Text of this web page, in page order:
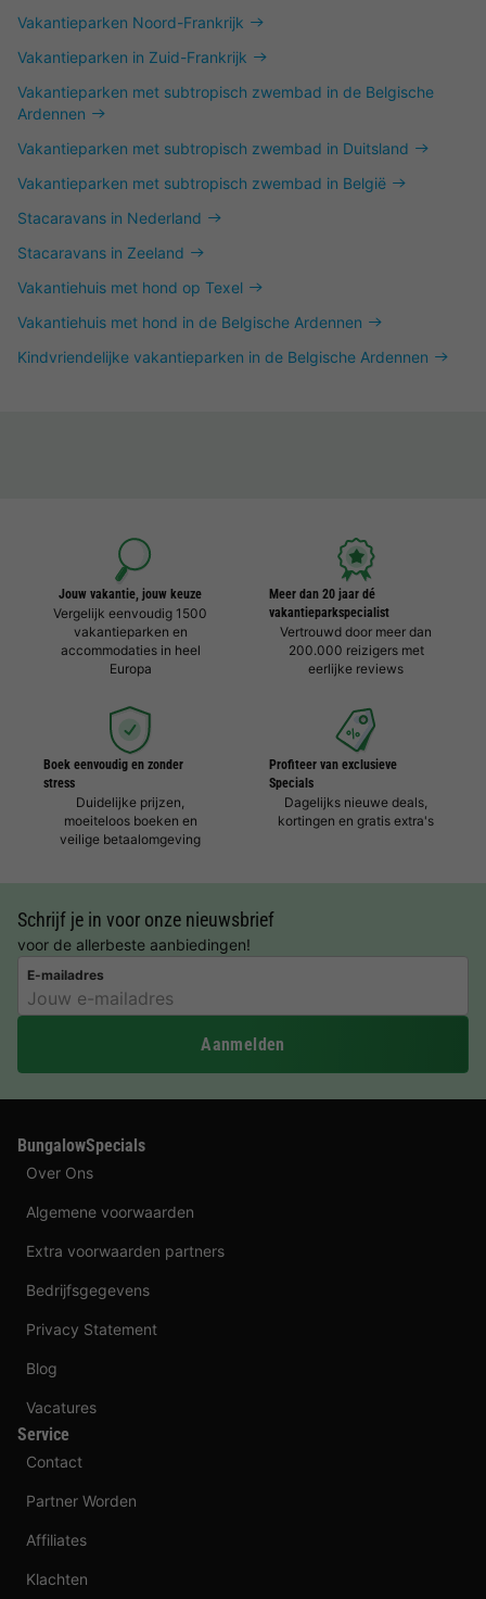
Vakantieparken Noord-Frankrijk
Vakantieparken in Zuid-Frankrijk
Vakantieparken met subtropisch zwembad in de Belgische
Ardennen
Vakantieparken met subtropisch zwembad in Duitsland
Vakantieparken met subtropisch zwembad in België
Stacaravans in Nederland
Stacaravans in Zeeland
Vakantiehuis met hond op Texel
Vakantiehuis met hond in de Belgische Ardennen
Kindvriendelijke vakantieparken in de Belgische Ardennen
Jouw vakantie, jouw keuze
Vergelijk eenvoudig 1500
vakantieparken en
accommodaties in heel
Europa
Meer dan 20 jaar dé
vakantieparkspecialist
Vertrouwd door meer dan
200.000 reizigers met
eerlijke reviews
Boek eenvoudig en zonder
stress
Duidelijke prijzen,
moeiteloos boeken en
veilige betaalomgeving
Profiteer van exclusieve
Specials
Dagelijks nieuwe deals,
kortingen en gratis extra's
Schrijf je in voor onze nieuwsbrief
voor de allerbeste aanbiedingen!
E-mailadres
Aanmelden
BungalowSpecials
Over Ons
Algemene voorwaarden
Extra voorwaarden partners
Bedrijfsgegevens
Privacy Statement
Blog
Vacatures
Service
Contact
Partner Worden
Affiliates
Klachten